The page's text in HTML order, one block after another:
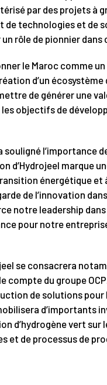
par des projets à
de technologies et de
rôle de pionnier dans
le Maroc comme
d’un
de générer une
les objectifs de
souligné
d’Hydrojeel marque
énergétique et
de l’innovation
notre leadership
pour notre
se consacrera
compte du groupe
de solutions
d’importants
d’hydrogène vert sur
et de processus de